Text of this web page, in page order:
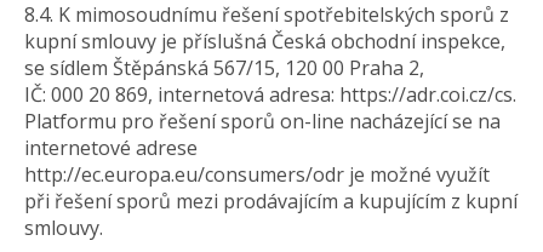
8.4. K mimosoudnímu řešení spotřebitelských sporů z
kupní smlouvy je příslušná Česká obchodní inspekce,
se sídlem Štěpánská 567/15, 120 00 Praha 2,
IČ: 000 20 869, internetová adresa: https://adr.coi.cz/cs.
Platformu pro řešení sporů on-line nacházející se na
internetové adrese
http://ec.europa.eu/consumers/odr je možné využít
při řešení sporů mezi prodávajícím a kupujícím z kupní
smlouvy.